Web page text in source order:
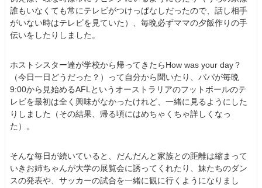
誰もいなくても常にテレビがつけっぱなしだったので、話し相手
がいない時はテレビを見ていた）、毎晩必ずママの夕飯作りの手
伝いをしたりしました。
ホストシスター達が学校から帰ってきたらHow was your day？
（今日一日どうだった？）って自分から聞いたり、パパが毎晩
9:00から見始めるAFLというオーストラリアのフットボールのテ
レビを最初は全く興味がなかったけれど、一緒に見るようにした
りしました（その結果、帰る頃にはめちゃくちゃ詳しくなっ
た）。
そんな毎日が続いていると、だんだんと家族との距離は縮まって
いきお姉ちゃんが大学の展覧会に誘ってくれたり、妹たちのダン
スの発表や、サッカーの試合を一緒に観に行くようになりまし